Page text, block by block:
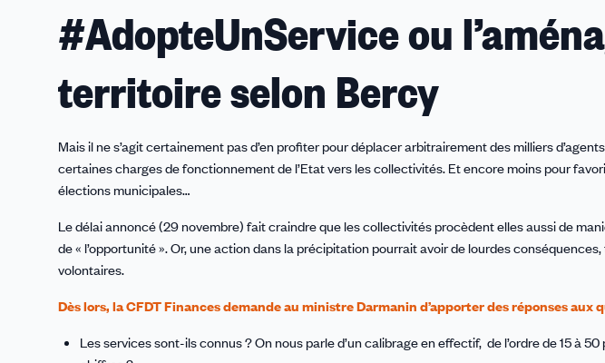
#AdopteUnService ou
territoire selon Bercy
Mais il ne s’agit certainement pas d’en profiter pour déplacer arbitrairement des milliers
certaines charges de fonctionnement de l’Etat vers les collectivités. Et encore moins pour
élections municipales…
Le délai annoncé (29 novembre) fait craindre que les collectivités procèdent elles aussi de
de « l’opportunité ». Or, une action dans la précipitation pourrait avoir de lourdes
volontaires.
Dès lors, la CFDT Finances demande au ministre Darmanin d’apporter des réponses aux
Les services sont-ils connus ? On nous parle d’un calibrage en effectif, de l’ordre de 15 à